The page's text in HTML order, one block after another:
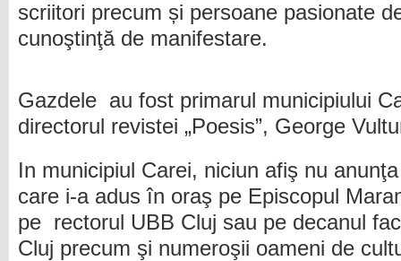
scriitori precum și persoane pasionate
cunoştinţă de manifestare.
Gazdele au fost primarul municipiului
directorul revistei „Poesis”, George
In municipiul Carei, niciun afiş nu
care i-a adus în oraş pe Episcopul
pe rectorul UBB Cluj sau pe decanul
Cluj precum şi numeroşii oameni de